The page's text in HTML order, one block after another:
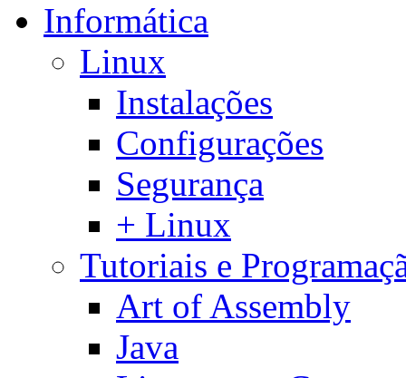
Informática
Linux
Instalações
Configurações
Segurança
+ Linux
Tutoriais e
Art of Assembly
Java